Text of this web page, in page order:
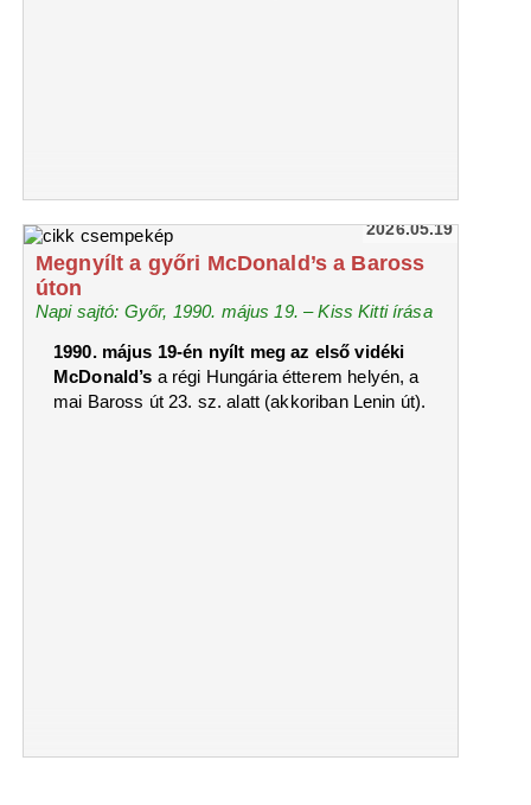
2026.05.19
Megnyílt a győri McDonald’s a Baross
úton
Napi sajtó: Győr, 1990. május 19. – Kiss Kitti írása
1990. május 19-én nyílt meg az első vidéki
McDonald’s a régi Hungária étterem helyén, a
mai Baross út 23. sz. alatt (akkoriban Lenin út).